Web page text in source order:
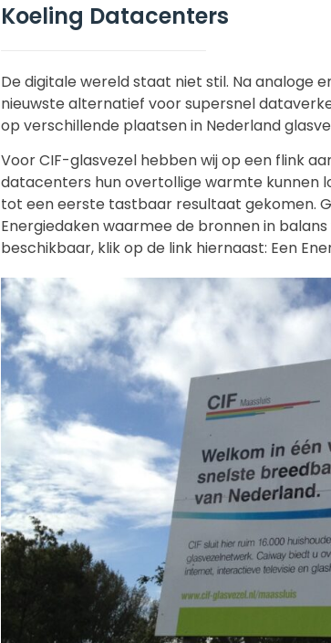
Koeling Datacenters
De digitale wereld staat niet stil. Na analoge
nieuwste alternatief voor supersnel
op verschillende plaatsen in Nederland
Voor CIF-glasvezel hebben wij op een flink
datacenters hun overtollige warmte kunnen
tot een eerste tastbaar resultaat gekomen.
Energiedaken waarmee de bronnen in
beschikbaar, klik op de link hiernaast: Een